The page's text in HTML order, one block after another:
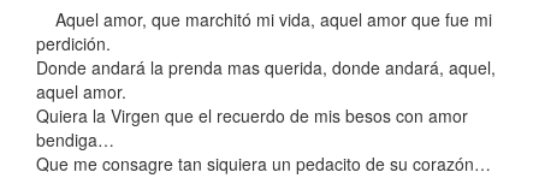
Aquel amor, que marchitó mi vida, aquel amor que fue mi
perdición.
Donde andará la prenda mas querida, donde andará, aquel,
aquel amor.
Quiera la Virgen que el recuerdo de mis besos con amor
bendiga…
Que me consagre tan siquiera un pedacito de su corazón…